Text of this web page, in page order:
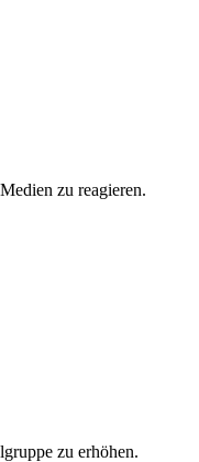
zu reagieren.
zu erhöhen.